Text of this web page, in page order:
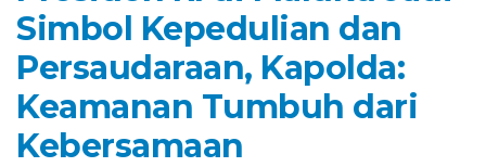
Simbol Kepedulian dan
Persaudaraan, Kapolda:
Keamanan Tumbuh dari
Kebersamaan